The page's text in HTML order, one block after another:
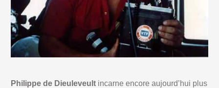
Philippe de Dieuleveult incarne encore aujourd’hui plus